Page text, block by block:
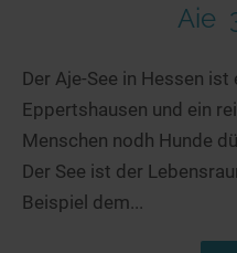
Aie
Der Aje-See in Hessen
Eppertshausen und ein
Menschen nodh Hunde
Der See ist der
Beispiel dem...